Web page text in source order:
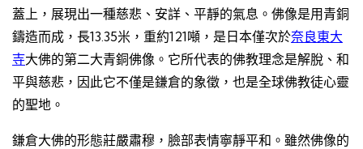
蓋上，展現出一種慈悲、安詳、平靜的氣息。佛像是用青銅
鑄造而成，長13.35米，重約121噸，是日本僅次於奈良東大
寺大佛的第二大青銅佛像。它所代表的佛教理念是解脫、和
平與慈悲，因此它不僅是鎌倉的象徵，也是全球佛教徒心靈
的聖地。
鎌倉大佛的形態莊嚴肅穆，臉部表情寧靜平和。雖然佛像的